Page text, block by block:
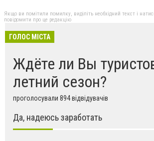
Якщо ви помітили помилку, виділіть необхідний текст і
повідомити про це редакцію
ГОЛОС МІСТА
Ждёте ли Вы
летний сезон?
проголосували 894 відвідувачів
Да, надеюсь заработать